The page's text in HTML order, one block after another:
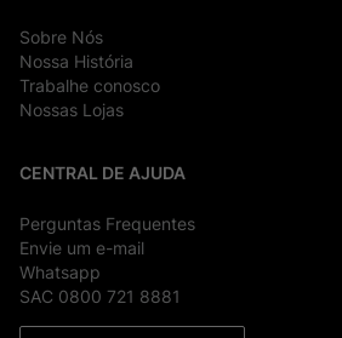
Sobre Nós
Nossa História
Trabalhe conosco
Nossas Lojas
CENTRAL DE AJUDA
Perguntas Frequentes
Envie um e-mail
Whatsapp
SAC 0800 721 8881